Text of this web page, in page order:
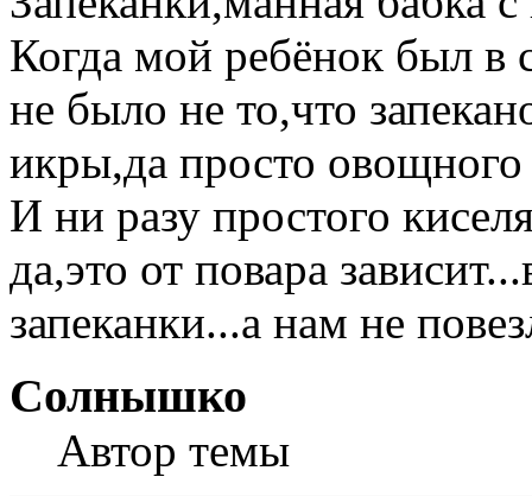
Когда мой ребёнок был в
не было не то,что
икры,да просто овощного
И ни разу простого
да,это от повара
запеканки...а нам не
Солнышко
Автор темы